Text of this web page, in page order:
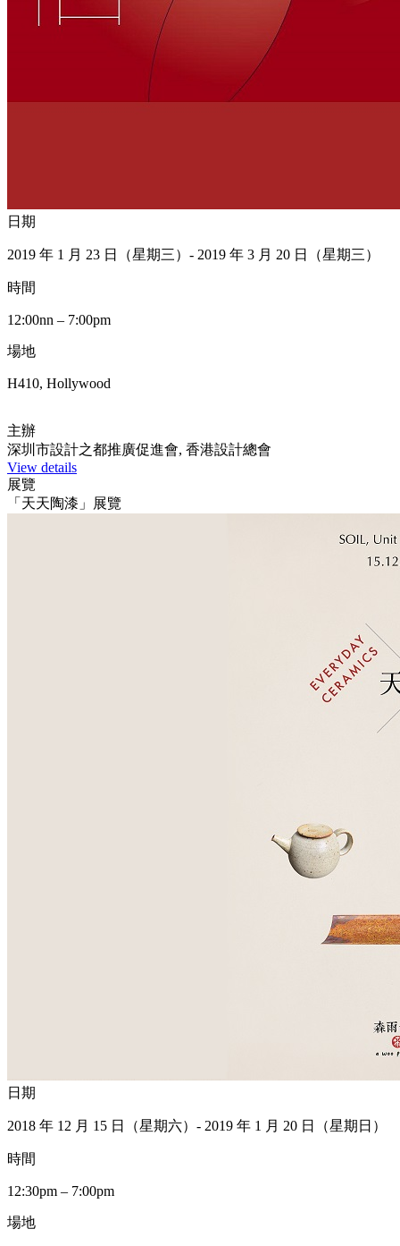
日期
2019 年 1 月 23 日（星期三）- 2019 年 3 月 20 日（星期三）
時間
12:00nn – 7:00pm
場地
H410, Hollywood
主辦
深圳市設計之都推廣促進會, 香港設計總會
View details
展覽
「天天陶漆」展覽
日期
2018 年 12 月 15 日（星期六）- 2019 年 1 月 20 日（星期日）
時間
12:30pm – 7:00pm
場地